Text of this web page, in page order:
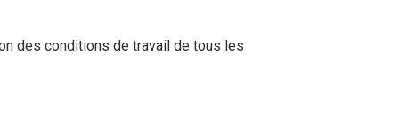
des conditions de travail de tous les